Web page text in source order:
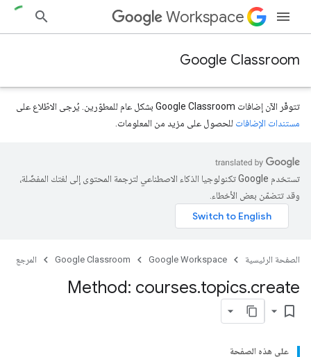
Workspace
Google Classroom
تتوفّر الآن إضافات Google Classroom بشكل عام للمطوّرين. يُرجى الاطّلاع على
مستندات الإضافات للحصول على مزيد من المعلومات.
تستخدم Google تكنولوجيا الذكاء الاصطناعي لترجمة المحتوى إلى لغتك المفضّلة،
وقد تتضمّن بعض الأخطاء.
الصفحة الرئيسية Google Workspace
Google Classroom المرجع
Method: courses.topics.create
bookmark_border
على هذه الصفحة